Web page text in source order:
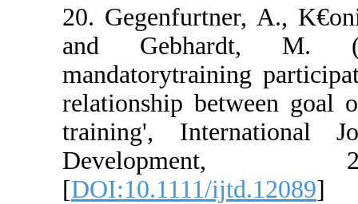
20.
and
relationship
training',
[DOI:10.1111/